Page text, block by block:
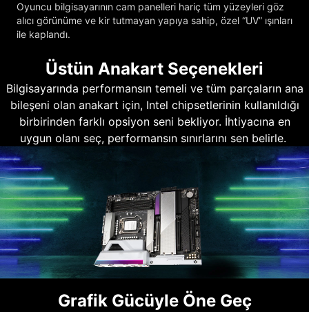
Oyuncu bilgisayarının cam panelleri hariç tüm yüzeyleri göz
alıcı görünüme ve kir tutmayan yapıya sahip, özel “UV” ışınları
ile kaplandı.
Üstün Anakart Seçenekleri
Bilgisayarında performansın temeli ve tüm parçaların ana
bileşeni olan anakart için, Intel chipsetlerinin kullanıldığı
birbirinden farklı opsiyon seni bekliyor. İhtiyacına en
uygun olanı seç, performansın sınırlarını sen belirle.
Grafik Gücüyle Öne Geç